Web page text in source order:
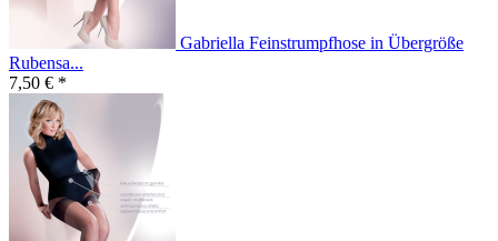
Gabriella Feinstrumpfhose in Übergröße
Rubensa...
7,50 € *